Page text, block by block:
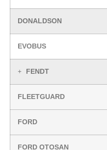
DONALDSON
EVOBUS
FENDT
FLEETGUARD
FORD
FORD OTOSAN